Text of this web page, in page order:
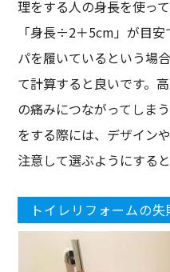
理をする人の身長を使っ
「身長÷2＋5cm」が目
パを履いているという場
て計算すると良いです。
の痛みにつながってしま
をする際には、デザイン
注意して選ぶようにすると
トイレリフォームの失